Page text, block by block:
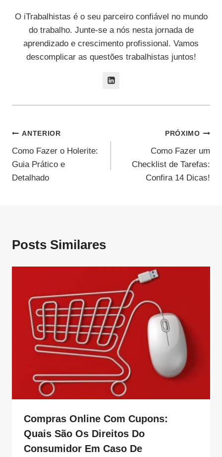
O iTrabalhistas é o seu parceiro confiável no mundo
do trabalho. Junte-se a nós nesta jornada de
aprendizado e crescimento profissional. Vamos
descomplicar as questões trabalhistas juntos!
Navegação
De
Post
ANTERIOR
Como Fazer o Holerite:
Guia Prático e
Detalhado
PRÓXIMO
Como Fazer um
Checklist de Tarefas:
Confira 14 Dicas!
Posts Similares
Compras Online Com Cupons:
Quais São Os Direitos Do
Consumidor Em Caso De